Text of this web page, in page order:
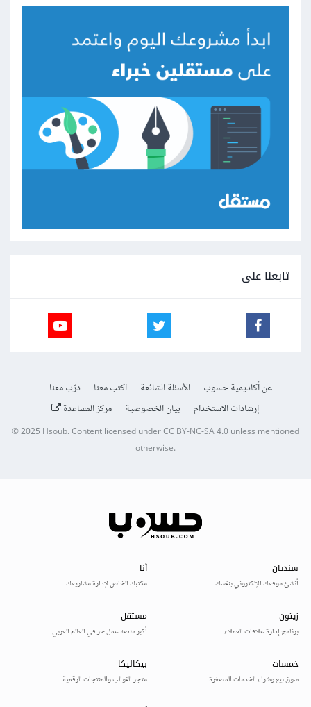
تابعنا على
عن أكاديمية حسوب الأسئلة الشائعة اكتب معنا
درّب معنا
إرشادات الاستخدام
بيان الخصوصية مركز المساعدة
© 2025Hsoub.Content licensed underCC BY-NC-SA 4.0unless mentioned
otherwise.